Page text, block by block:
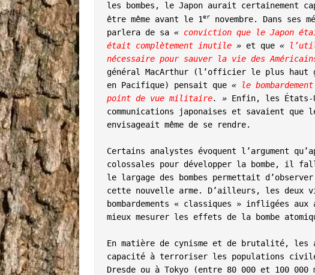
les bombes, le Japon aurait certainement
être même avant le 1er
novembre. Dans ses
parlera de sa « conviction que le Japon
était complètement inutile » et que «
nécessaire pour sauver la vie des
général MacArthur (l’officier le plus haut
en Pacifique) pensait que «
le
point de vue militaire. » Enfin, les États-
communications japonaises et savaient
envisageait même de se rendre.
Certains analystes évoquent l’argument
colossales pour développer la bombe, il
le largage des bombes permettait
cette nouvelle arme. D’ailleurs, les deux
bombardements « classiques » infligées
mieux mesurer les effets de la bombe
En matière de cynisme et de brutalité,
capacité à terroriser les populations
Dresde ou à Tokyo (entre 80 000 et 100